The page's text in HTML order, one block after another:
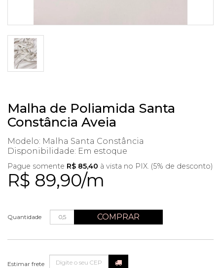
Malha de Poliamida Santa
Constância Aveia
Modelo: Malha Santa Constância
Disponibilidade: Em estoque
R$ 89,90/m
Pague somente R$ 85,40 à vista no PIX. (5% de desconto)
Quantidade COMPRAR